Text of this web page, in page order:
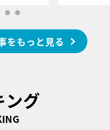
をもっと見る
ング